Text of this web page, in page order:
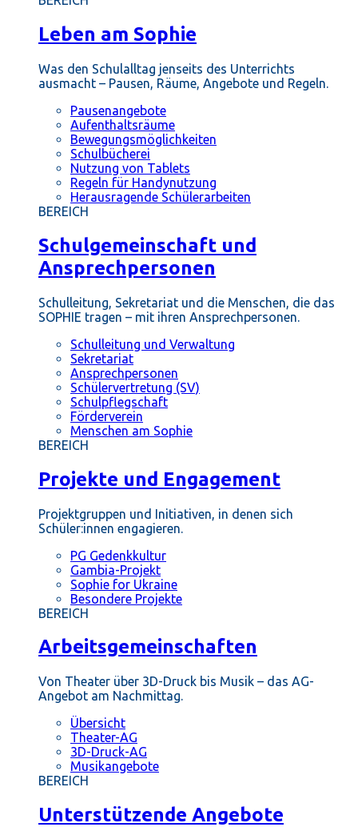
Leben am Sophie
Was den Schulalltag jenseits des Unterrichts
ausmacht – Pausen, Räume, Angebote und Regeln.
Pausenangebote
Aufenthaltsräume
Bewegungsmöglichkeiten
Schulbücherei
Nutzung von Tablets
Regeln für Handynutzung
Herausragende Schülerarbeiten
BEREICH
Schulgemeinschaft und
Ansprechpersonen
Schulleitung, Sekretariat und die Menschen, die das
SOPHIE tragen – mit ihren Ansprechpersonen.
Schulleitung und Verwaltung
Sekretariat
Ansprechpersonen
Schülervertretung (SV)
Schulpflegschaft
Förderverein
Menschen am Sophie
BEREICH
Projekte und Engagement
Projektgruppen und Initiativen, in denen sich
Schüler:innen engagieren.
PG Gedenkkultur
Gambia-Projekt
Sophie for Ukraine
Besondere Projekte
BEREICH
Arbeitsgemeinschaften
Von Theater über 3D-Druck bis Musik – das AG-
Angebot am Nachmittag.
Übersicht
Theater-AG
3D-Druck-AG
Musikangebote
BEREICH
Unterstützende Angebote